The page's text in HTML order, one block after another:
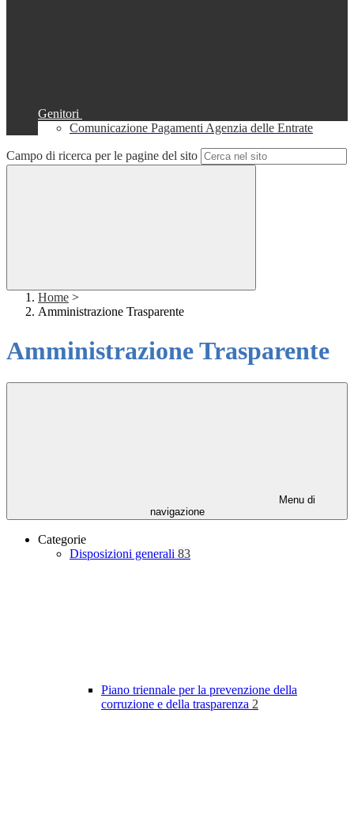
Genitori
Comunicazione Pagamenti Agenzia delle Entrate
Campo di ricerca per le pagine del sito
Home >
Amministrazione Trasparente
Amministrazione Trasparente
Menu di
navigazione
Categorie
Disposizioni generali 83
Piano triennale per la prevenzione della
corruzione e della trasparenza 2